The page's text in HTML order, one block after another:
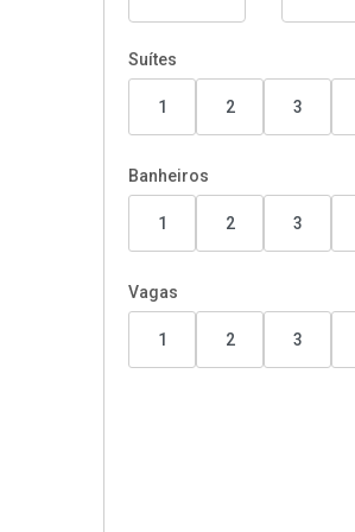
Suítes
1 2 3
Banheiros
1 2 3
Vagas
1 2 3